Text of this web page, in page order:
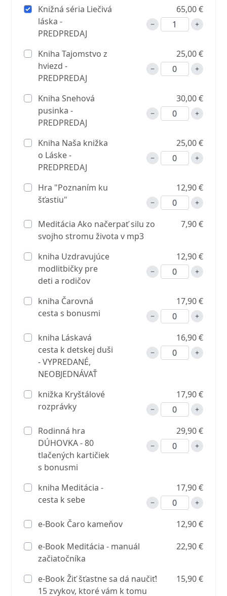
Knižná séria Liečivá
láska -
PREDPREDAJ
65,00 €
Kniha Tajomstvo z
hviezd -
PREDPREDAJ
25,00 €
Kniha Snehová
pusinka -
PREDPREDAJ
30,00 €
Kniha Naša knižka
o Láske -
PREDPREDAJ
25,00 €
Hra "Poznaním ku
šťastiu"
12,90 €
Meditácia Ako načerpať silu zo
svojho stromu života v mp3
7,90 €
kniha Uzdravujúce
modlitbičky pre
deti a rodičov
12,90 €
kniha Čarovná
cesta s bonusmi
17,90 €
kniha Láskavá
cesta k detskej duši
- VYPREDANÉ,
NEOBJEDNÁVAŤ
16,90 €
knižka Kryštálové
rozprávky
17,90 €
Rodinná hra
DÚHOVKA - 80
tlačených kartičiek
s bonusmi
29,90 €
kniha Meditácia -
cesta k sebe
17,90 €
e-Book Čaro kameňov
12,90 €
e-Book Meditácia - manuál
začiatočníka
22,90 €
e-Book Žiť šťastne sa dá naučiť!
15 zvykov, ktoré vám k tomu
15,90 €